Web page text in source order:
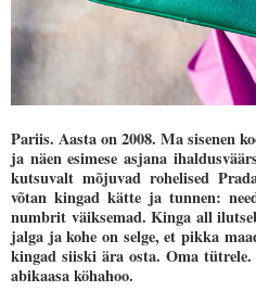
Pariis. Aasta on 2008. Ma sisenen
ja näen esimese asjana
kutsuvalt mõjuvad rohelised
võtan kingad kätte ja tunnen:
numbrit väiksemad. Kinga all
jalga ja kohe on selge, et pikka
kingad siiski ära osta. Oma
abikaasa köhahoo.